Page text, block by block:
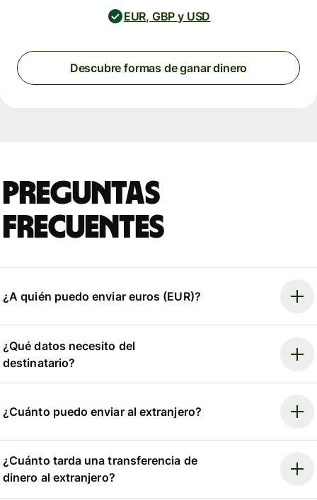
EUR, GBP y USD
Descubre formas de ganar dinero
Preguntas
frecuentes
¿A quién puedo enviar euros (EUR)?
¿Qué datos necesito del
destinatario?
¿Cuánto puedo enviar al extranjero?
¿Cuánto tarda una transferencia de
dinero al extranjero?